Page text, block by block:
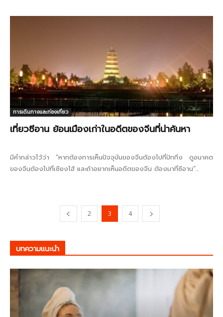
การเดินทางและท่องเที่ยว
เที่ยวซีอาน ย้อนเมืองเก่าในอดีตของจีนที่น่าค้นหา
มีคำกล่าวไว้ว่า “หากต้องการเห็นปัจจุบันของจีนต้องไปที่ปักกิ่ง ดูอนาคต
ของจีนต้องไปที่เซียงไฮ้ และถ้าอยากเห็นอดีตของจีน ต้องมาที่ซีอาน”...
2 3 4
บทความแนะนำ